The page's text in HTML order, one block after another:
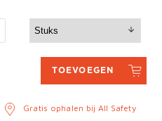
TOEVOEGEN
Gratis ophalen bij All Safety